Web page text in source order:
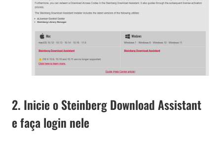
2. Inicie o Steinberg Download Assistant
e faça login nele